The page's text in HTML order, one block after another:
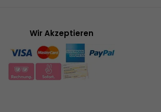
Wir Akzeptieren